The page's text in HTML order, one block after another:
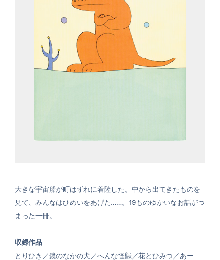
大きな宇宙船が町はずれに着陸した。中から出てきたものを
見て、みんなはひめいをあげた……。19ものゆかいなお話がつ
まった一冊。
収録作品
とりひき／鏡のなかの犬／へんな怪獣／花とひみつ／あー